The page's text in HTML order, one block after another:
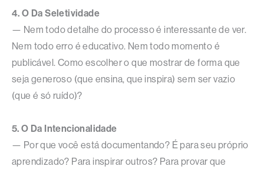
4. O Da Seletividade
— Nem todo detalhe do processo é interessante de ver.
Nem todo erro é educativo. Nem todo momento é
publicável. Como escolher o que mostrar de forma que
seja generoso (que ensina, que inspira) sem ser vazio
(que é só ruído)?
5. O Da Intencionalidade
— Por que você está documentando? É para seu próprio
aprendizado? Para inspirar outros? Para provar que